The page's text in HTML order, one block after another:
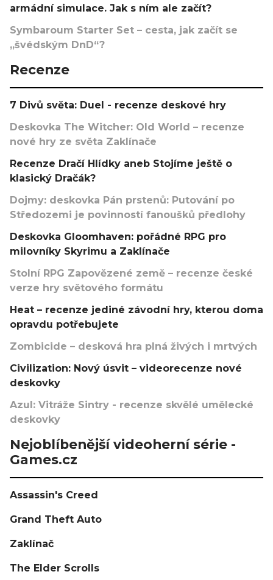
armádní simulace. Jak s ním ale začít?
Symbaroum Starter Set – cesta, jak začít se
„švédským DnD“?
Recenze
7 Divů světa: Duel - recenze deskové hry
Deskovka The Witcher: Old World – recenze
nové hry ze světa Zaklínače
Recenze Dračí Hlídky aneb Stojíme ještě o
klasický Dračák?
Dojmy: deskovka Pán prstenů: Putování po
Středozemi je povinností fanoušků předlohy
Deskovka Gloomhaven: pořádné RPG pro
milovníky Skyrimu a Zaklínače
Stolní RPG Zapovězené země – recenze české
verze hry světového formátu
Heat – recenze jediné závodní hry, kterou doma
opravdu potřebujete
Zombicide – desková hra plná živých i mrtvých
Civilization: Nový úsvit – videorecenze nové
deskovky
Azul: Vitráže Sintry - recenze skvělé umělecké
deskovky
Nejoblíbenější videoherní série -
Games.cz
Assassin's Creed
Grand Theft Auto
Zaklínač
The Elder Scrolls